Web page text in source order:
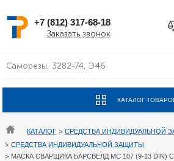
+7 (812) 317-68-18
Заказать звонок
КАТАЛОГ
КАТАЛОГ >СРЕДСТВА ИНДИВИДУАЛЬНОЙ
>СРЕДСТВА ИНДИВИДУАЛЬНОЙ ЗАЩИТЫ
> МАСКА СВАРЩИКА БАРСВЕЛД МС 107 (9-13 DIN)